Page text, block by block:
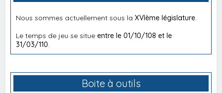
Nous sommes actuellement sous laXVIème législature
Le temps de jeu se situeentre le 01/10/108 et le
31/03/110
Boite à outils